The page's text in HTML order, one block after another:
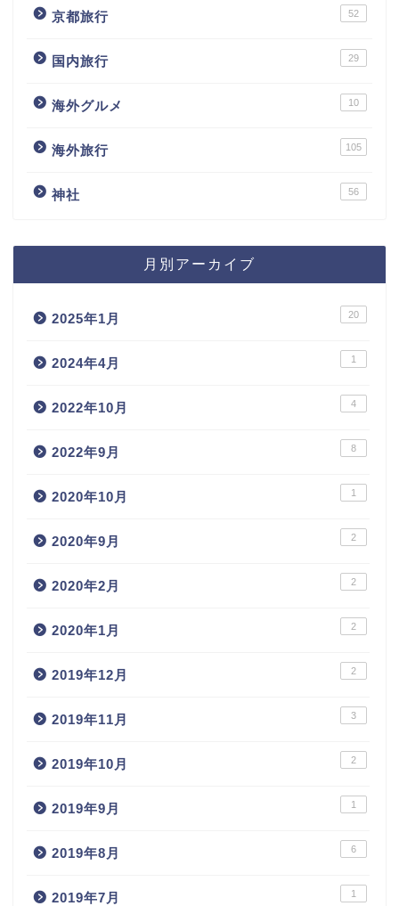
京都旅行 52
国内旅行 29
海外グルメ 10
海外旅行 105
神社 56
月別アーカイブ
2025年1月 20
2024年4月 1
2022年10月 4
2022年9月 8
2020年10月 1
2020年9月 2
2020年2月 2
2020年1月 2
2019年12月 2
2019年11月 3
2019年10月 2
2019年9月 1
2019年8月 6
2019年7月 1